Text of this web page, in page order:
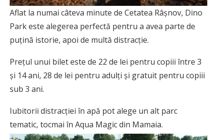
Aflat la numai câteva minute de Cetatea Râșnov, Dino
Park este alegerea perfectă pentru a avea parte de
puțină istorie, apoi de multă distracție.
Prețul unui bilet este de 22 de lei pentru copiii între 3
și 14 ani, 28 de lei pentru adulți și gratuit pentru copiii
sub 3 ani.
Iubitorii distracției în apă pot alege un alt parc
tematic, tocmai în Aqua Magic din Mamaia.